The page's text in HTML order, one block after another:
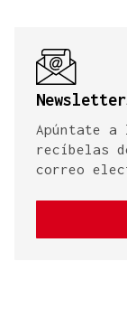
Apúntate a
recíbelas
correo